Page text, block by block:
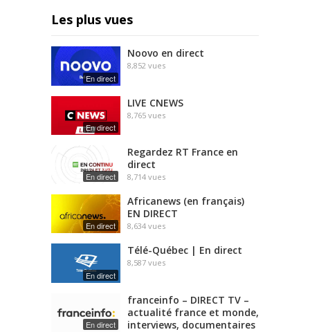
Les plus vues
En direct
Noovo en direct
8,852 vues
En direct
LIVE CNEWS
8,765 vues
En direct
Regardez RT France en
direct
8,714 vues
En direct
Africanews (en français)
EN DIRECT
8,634 vues
En direct
Télé-Québec | En direct
8,587 vues
En direct
franceinfo – DIRECT TV –
actualité france et monde,
interviews, documentaires